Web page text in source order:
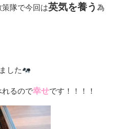
隊で今回は英気を養う 為
した
れるので幸せです！！！！